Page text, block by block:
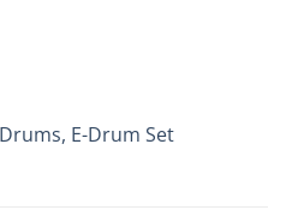
E-Drum Set